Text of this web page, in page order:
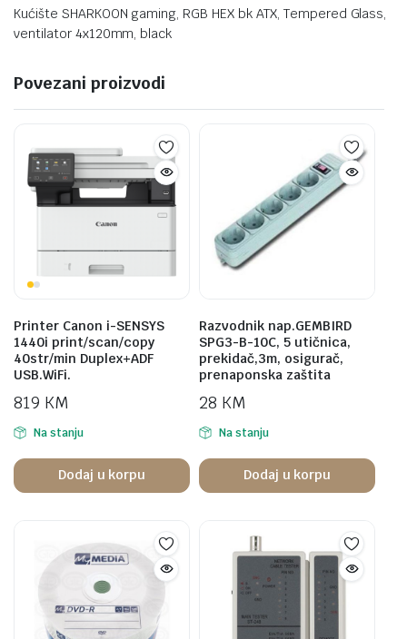
Kućište SHARKOON gaming, RGB HEX bk ATX, Tempered Glass,
ventilator 4x120mm, black
Povezani proizvodi
Printer Canon i-SENSYS
1440i print/scan/copy
40str/min Duplex+ADF
USB.WiFi.
819 KM
Na stanju
Dodaj u korpu
Razvodnik nap.GEMBIRD
SPG3-B-10C, 5 utičnica,
prekidač,3m, osigurač,
prenaponska zaštita
28 KM
Na stanju
Dodaj u korpu